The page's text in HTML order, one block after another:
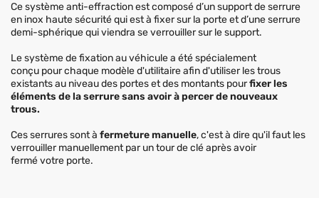
Ce système anti-effraction est composé d’un support de serrure
en inox haute sécurité qui est à fixer sur la porte et d’une serrure
demi-sphérique qui viendra se verrouiller sur le support.
Le système de fixation au véhicule a été spécialement
conçu pour chaque modèle d'utilitaire afin d'utiliser les trous
existants au niveau des portes et des montants pourfixer les
éléments de la serrure sans avoir à percer de nouveaux
trous.
Ces serrures sont à fermeture manuelle, c'est à dire qu'il faut les
verrouiller manuellement par un tour de clé après avoir
fermé votre porte.